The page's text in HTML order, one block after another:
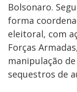
Bolsonaro.
forma
eleitoral, com
Forças
manipulação
sequestros de